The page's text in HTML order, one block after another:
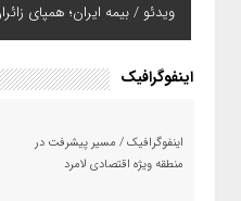
ویدئو / بیمه ایران؛ همپای
اینفوگرافیک
اینفوگرافیک / مسیر پیشرفت در
منطقه ویژه اقتصادی لامرد